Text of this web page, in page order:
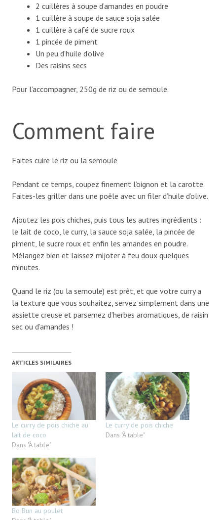
2 cuillères à soupe d’amandes en poudre
1 cuillère à soupe de sauce soja salée
1 cuillère à café de sucre roux
1 pincée de piment
Un peu d’huile d’olive
Des raisins secs
Pour l’accompagner, 250g de riz ou de semoule.
Comment faire
Faites cuire le riz ou la semoule
Pendant ce temps, coupez finement l’oignon et la carotte.
Faites-les griller dans une poêle avec un filer d’huile d’olive.
Ajoutez les pois chiches, puis tous les autres ingrédients :
le lait de coco, le curry, la sauce soja salée, la pincée de
piment, le sucre roux et enfin les amandes en poudre.
Mélangez bien et laissez mijoter à feu doux quelques
minutes.
Quand le riz (ou la semoule) est prêt, et que votre curry a
la texture que vous souhaitez, servez simplement dans une
assiette creuse et parsemez d’herbes aromatiques, de raisin
sec ou d’amandes !
ARTICLES SIMILAIRES
Le curry de pois chiche au
lait de coco
Dans "À table"
Le curry de pois chiche
Dans "À table"
Bo Bun au poulet